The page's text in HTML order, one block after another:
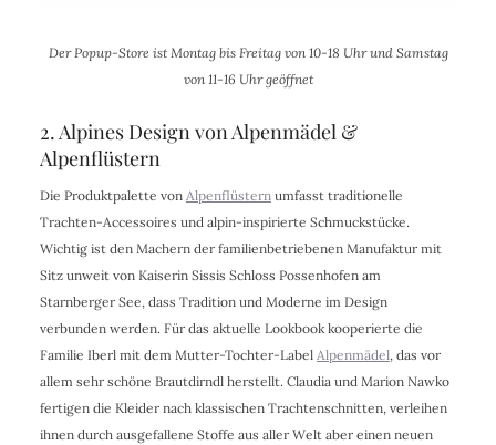
Der Popup-Store ist Montag bis Freitag von 10-18 Uhr und Samstag
von 11-16 Uhr geöffnet
2. Alpines Design von Alpenmädel &
Alpenflüstern
Die Produktpalette von Alpenflüsternumfasst traditionelle
Trachten-Accessoires und alpin-inspirierte Schmuckstücke.
Wichtig ist den Machern der familienbetriebenen Manufaktur mit
Sitz unweit von Kaiserin Sissis Schloss Possenhofen am
Starnberger See, dass Tradition und Moderne im Design
verbunden werden. Für das aktuelle Lookbook kooperierte die
Familie Iberl mit dem Mutter-Tochter-Label Alpenmädel, das vor
allem sehr schöne Brautdirndl herstellt. Claudia und Marion Nawko
fertigen die Kleider nach klassischen Trachtenschnitten, verleihen
ihnen durch ausgefallene Stoffe aus aller Welt aber einen neuen